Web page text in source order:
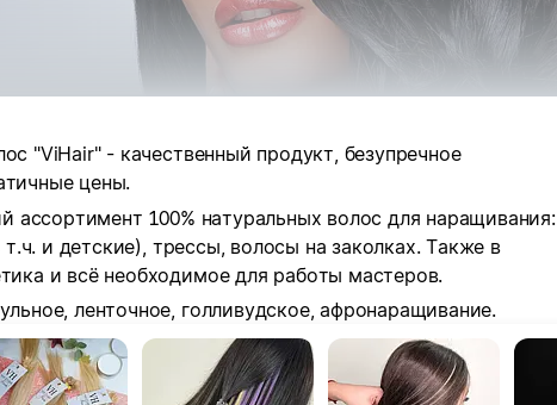
"ViHair" - качественный продукт, безупречное
цены.
ассортимент 100% натуральных волос для наращивания:
и детские), трессы, волосы на заколках. Также в
и всё необходимое для работы мастеров.
ленточное, голливудское, афронаращивание.